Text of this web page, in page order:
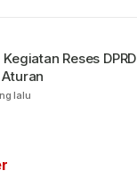
lalu
Reses DPRD